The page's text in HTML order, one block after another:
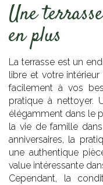
Une
en plus
La terrasse est un
libre et votre intérieur
facilement à vos
pratique à nettoyer.
élégamment dans le
la vie de famille
anniversaires, la
une authentique
value intéressante
Cependant, la